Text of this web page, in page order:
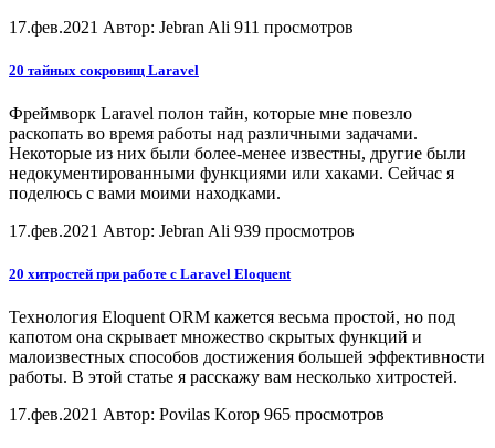
17.фев.2021 Автор: Jebran Ali 911 просмотров
20 тайных сокровищ Laravel
Фреймворк Laravel полон тайн, которые мне повезло
раскопать во время работы над различными задачами.
Некоторые из них были более-менее известны, другие были
недокументированными функциями или хаками. Сейчас я
поделюсь с вами моими находками.
17.фев.2021 Автор: Jebran Ali 939 просмотров
20 хитростей при работе с Laravel Eloquent
Технология Eloquent ORM кажется весьма простой, но под
капотом она скрывает множество скрытых функций и
малоизвестных способов достижения большей эффективности
работы. В этой статье я расскажу вам несколько хитростей.
17.фев.2021 Автор: Povilas Korop 965 просмотров